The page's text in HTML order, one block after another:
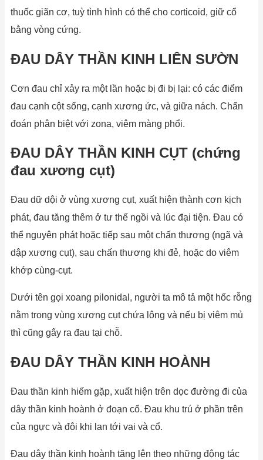
thuốc giãn cơ, tuỳ tình hình có thể cho corticoid, giữ cổ
bằng vòng cứng.
ĐAU DÂY THẦN KINH LIÊN SƯỜN
Cơn đau chỉ xảy ra một lần hoặc bị đi bị lại: có các điểm
đau cạnh cột sống, cạnh xương ức, và giữa nách. Chẩn
đoán phân biệt với zona, viêm màng phổi.
ĐAU DÂY THẦN KINH CỤT (chứng
đau xương cụt)
Đau dữ dội ở vùng xương cụt, xuất hiện thành cơn kịch
phát, đau tăng thêm ở tư thế ngồi và lúc đại tiện. Đau có
thể nguyên phát hoặc tiếp sau một chấn thương (ngã và
dập xương cụt), sau chấn thương khi đẻ, hoặc do viêm
khớp cùng-cụt.
Dưới tên gọi xoang pilonidal, người ta mô tả một hốc rỗng
nằm trong vùng xương cụt chứa lông và nếu bị viêm mủ
thì cũng gây ra đau tại chỗ.
ĐAU DÂY THẦN KINH HOÀNH
Đau thần kinh hiếm gặp, xuất hiện trên dọc đường đi của
dây thần kinh hoành ở đoạn cổ. Đau khu trú ở phần trên
của ngực và đôi khi lan tới vai và cổ.
Đau dây thần kinh hoành tăng lên theo những động tác